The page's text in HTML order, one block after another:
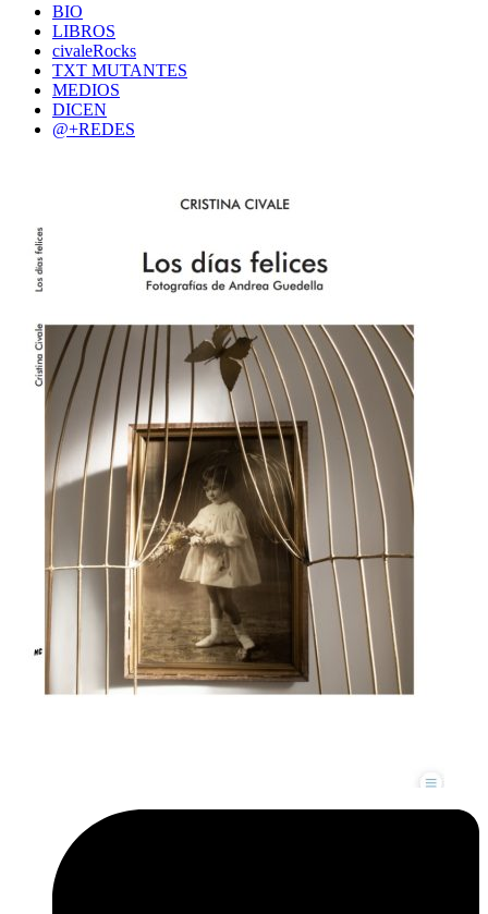
BIO
LIBROS
civaleRocks
TXT MUTANTES
MEDIOS
DICEN
@+REDES